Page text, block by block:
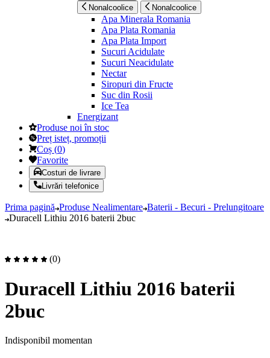
Nonalcoolice Nonalcoolice
Apa Minerala Romania
Apa Plata Romania
Apa Plata Import
Sucuri Acidulate
Sucuri Neacidulate
Nectar
Siropuri din Fructe
Suc din Rosii
Ice Tea
Energizant
Produse noi în stoc
Preț isteț, promoții
Coș (0)
Favorite
Costuri de livrare
Livrări telefonice
Prima pagină Produse Nealimentare Baterii - Becuri - Prelungitoare
Duracell Lithiu 2016 baterii 2buc
(0)
Duracell Lithiu 2016 baterii
2buc
Indisponibil momentan